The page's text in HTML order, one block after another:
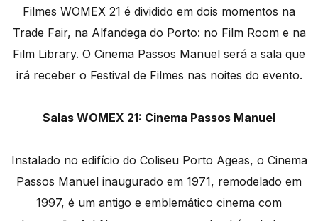
Filmes WOMEX 21 é dividido em dois momentos na
Trade Fair, na Alfandega do Porto: no Film Room e na
Film Library. O Cinema Passos Manuel será a sala que
irá receber o Festival de Filmes nas noites do evento.
Salas WOMEX 21: Cinema Passos Manuel
Instalado no edifício do Coliseu Porto Ageas, o Cinema
Passos Manuel inaugurado em 1971, remodelado em
1997, é um antigo e emblemático cinema com